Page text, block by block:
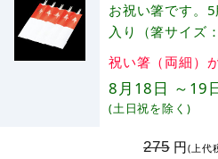
お祝い箸です。
入り（箸サイズ
祝い箸（両細）
8月18日 ～19
(土日祝を除く)
275円(上代